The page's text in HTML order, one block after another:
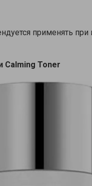
применять при
Calming Toner